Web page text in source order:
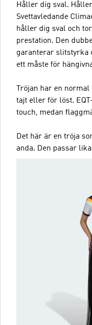
Håller dig sval.
Svettavledande
håller dig sval och
prestation. Den
garanterar slitstyrka
ett måste för
Tröjan har en
tajt eller för löst.
touch, medan
Det här är en tröja
anda. Den passar